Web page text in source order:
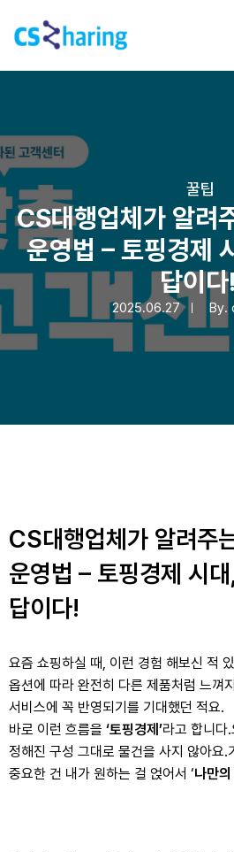
꿀팁
CS대행업체가 알려
운영법 – 토핑경제
답이다!
2025.06.27 By.
CS대행업체가 알려주
운영법 – 토핑경제 시
답이다!
요즘 쇼핑하실 때, 이런 경험 해보신 적
옵션에 따라 완전히 다른 제품처럼 느껴
서비스에 꼭 반영되기를 기대했던 적요.
바로 이런 흐름을 ‘토핑경제 ’라고 합니다.
정해진 구성 그대로 물건을 사지 않아요.
중요한 건 내가 원하는 걸 얹어서 ‘나만